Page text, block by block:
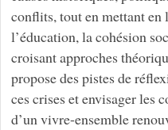
conflits, tout en mettant en
l’éducation, la cohésion
croisant approches
propose des pistes de
ces crises et envisager les
d’un vivre-ensemble